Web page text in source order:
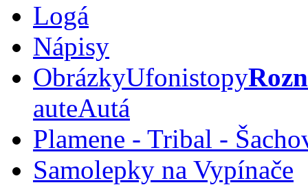
Logá
Nápisy
ObrázkyUfonistopy
auteAutá
Plamene - Tribal -
Samolepky na Vypínače